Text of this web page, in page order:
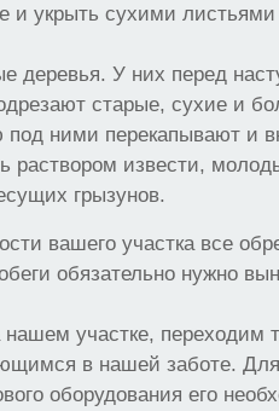
и укрыть сухими
деревья. У них перед
старые, сухие и
ними перекапывают и
раствором извести,
грызунов.
вашего участка все
обязательно нужно
участке, переходим
в нашей заботе. Для
оборудования его